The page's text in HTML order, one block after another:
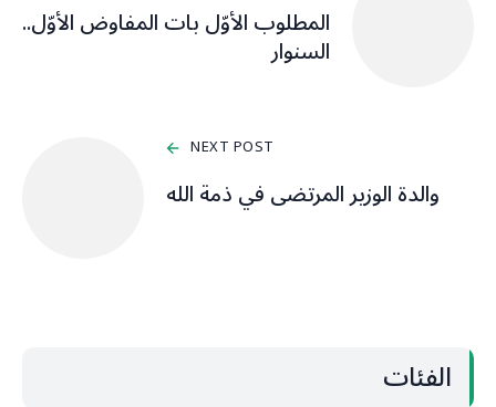
المطلوب الأوّل بات المفاوض الأوّل..
السنوار
NEXT POST
والدة الوزير المرتضى في ذمة الله
الفئات